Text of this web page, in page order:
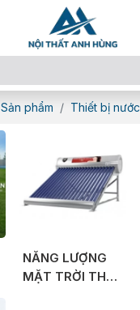
Sản phẩm Thiết bị nước
NĂNG LƯỢNG
MẶT TRỜI THÁI